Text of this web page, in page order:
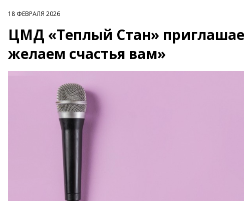
18 ФЕВРАЛЯ 2026
ЦМД «Теплый Стан»
желаем счастья вам»